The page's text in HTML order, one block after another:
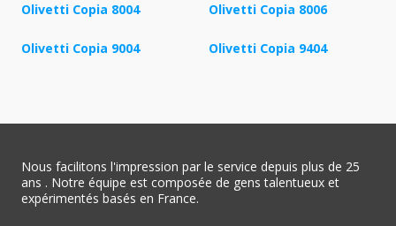
Olivetti Copia 8004 Olivetti Copia 8006
Olivetti Copia 9004 Olivetti Copia 9404
Nous facilitons l'impression par le service depuis plus de 25
ans . Notre équipe est composée de gens talentueux et
expérimentés basés en France.